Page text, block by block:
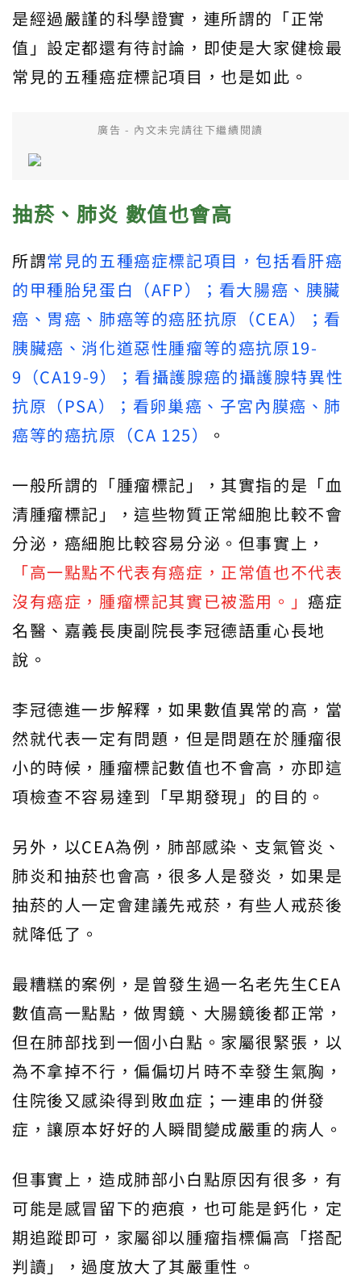
是經過嚴謹的科學證實，連所謂的「正常
值」設定都還有待討論，即使是大家健檢最
常見的五種癌症標記項目，也是如此。
廣告 - 內文未完請往下繼續閱讀
抽菸、肺炎 數值也會高
所謂常見的五種癌症標記項目，包括看肝癌
的甲種胎兒蛋白（AFP）；看大腸癌、胰臟
癌、胃癌、肺癌等的癌胚抗原（CEA）；看
胰臟癌、消化道惡性腫瘤等的癌抗原19-
9（CA19-9）；看攝護腺癌的攝護腺特異性
抗原（PSA）；看卵巢癌、子宮內膜癌、肺
癌等的癌抗原（CA 125）
。
一般所謂的「腫瘤標記」，其實指的是「血
清腫瘤標記」，這些物質正常細胞比較不會
分泌，癌細胞比較容易分泌。但事實上，
「高一點點不代表有癌症，正常值也不代表
沒有癌症，腫瘤標記其實已被濫用。」癌症
名醫、嘉義長庚副院長李冠德語重心長地
說。
李冠德進一步解釋，如果數值異常的高，當
然就代表一定有問題，但是問題在於腫瘤很
小的時候，腫瘤標記數值也不會高，亦即這
項檢查不容易達到「早期發現」的目的。
另外，以CEA為例，肺部感染、支氣管炎、
肺炎和抽菸也會高，很多人是發炎，如果是
抽菸的人一定會建議先戒菸，有些人戒菸後
就降低了。
最糟糕的案例，是曾發生過一名老先生CEA
數值高一點點，做胃鏡、大腸鏡後都正常，
但在肺部找到一個小白點。家屬很緊張，以
為不拿掉不行，偏偏切片時不幸發生氣胸，
住院後又感染得到敗血症；一連串的併發
症，讓原本好好的人瞬間變成嚴重的病人。
但事實上，造成肺部小白點原因有很多，有
可能是感冒留下的疤痕，也可能是鈣化，定
期追蹤即可，家屬卻以腫瘤指標偏高「搭配
判讀」，過度放大了其嚴重性。